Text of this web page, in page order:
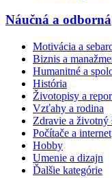
Náučná a odborná
Motivácia a
Biznis a
Humanitné a
História
Životopisy a
Vzťahy a rodina
Zdravie a životný
Počítače a internet
Hobby
Umenie a dizajn
Ďalšie kategórie